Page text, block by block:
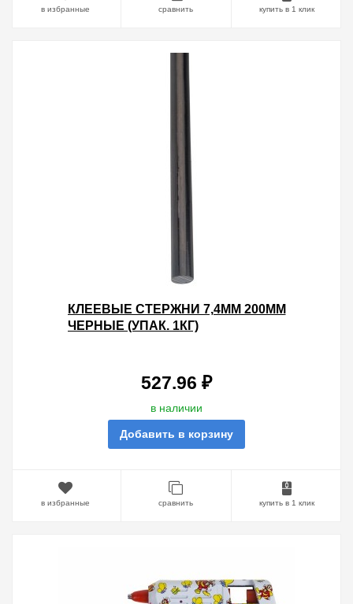
в избранные сравнить купить в 1 клик
КЛЕЕВЫЕ СТЕРЖНИ 7,4ММ 200ММ
ЧЕРНЫЕ (УПАК. 1КГ)
527.96 ₽
в наличии
Добавить в корзину
в избранные сравнить купить в 1 клик